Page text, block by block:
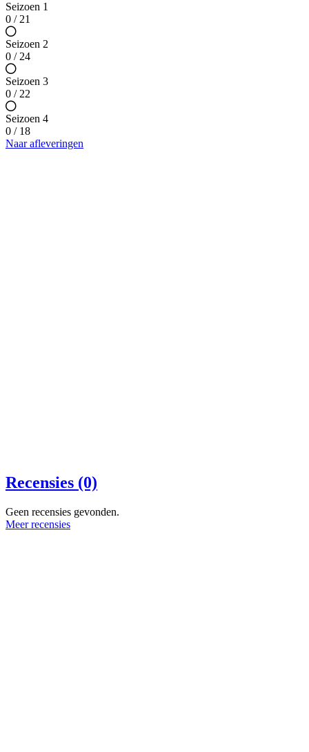
Seizoen 1
0 / 21
Seizoen 2
0 / 24
Seizoen 3
0 / 22
Seizoen 4
0 / 18
Naar afleveringen
Recensies (0)
Geen recensies gevonden.
Meer recensies